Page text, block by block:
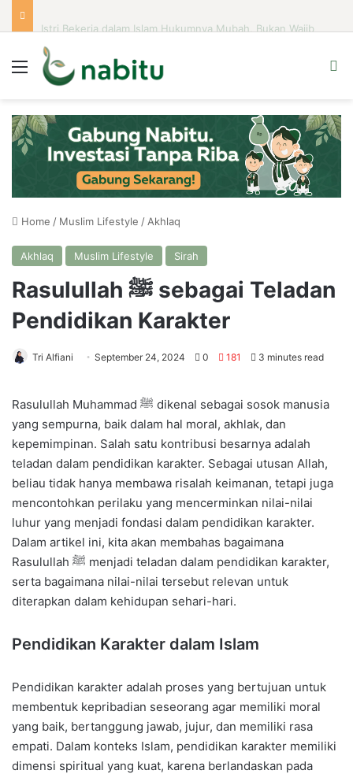
Menu
Home / Muslim Lifestyle / Akhlaq
Akhlaq Muslim Lifestyle Sirah
Rasulullah ﷺ sebagai Teladan
Pendidikan Karakter
Tri Alfiani September 24, 2024 0 181 3 minutes read
Rasulullah Muhammad ﷺ dikenal sebagai sosok manusia
yang sempurna, baik dalam hal moral, akhlak, dan
kepemimpinan. Salah satu kontribusi besarnya adalah
teladan dalam pendidikan karakter. Sebagai utusan Allah,
beliau tidak hanya membawa risalah keimanan, tetapi juga
mencontohkan perilaku yang mencerminkan nilai-nilai
luhur yang menjadi fondasi dalam pendidikan karakter.
Dalam artikel ini, kita akan membahas bagaimana
Rasulullah ﷺ menjadi teladan dalam pendidikan karakter,
serta bagaimana nilai-nilai tersebut relevan untuk
diterapkan dalam kehidupan sehari-hari.
Pendidikan Karakter dalam Islam
Pendidikan karakter adalah proses yang bertujuan untuk
membentuk kepribadian seseorang agar memiliki moral
yang baik, bertanggung jawab, jujur, dan memiliki rasa
empati. Dalam konteks Islam, pendidikan karakter memiliki
dimensi spiritual yang kuat, karena berlandaskan pada